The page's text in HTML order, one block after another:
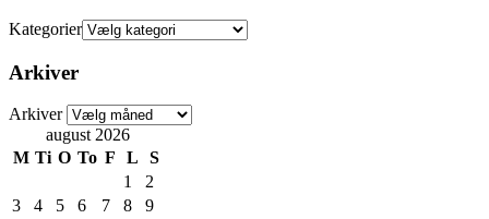
Kategorier
Arkiver
Arkiver
august 2026
M Ti O To F L
S
1
2
3
4 5 6 7 8
9